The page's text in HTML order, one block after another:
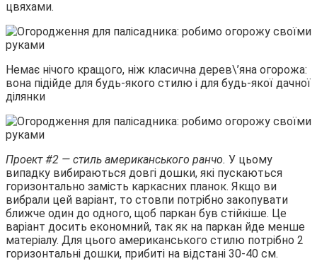
цвяхами.
Немає нічого кращого, ніж класична дерев\’яна огорожа:
вона підійде для будь-якого стилю і для будь-якої дачної
ділянки
Проект #2 — стиль американського ранчо. У цьому
випадку вибираються довгі дошки, які пускаються
горизонтально замість каркасних планок. Якщо ви
вибрали цей варіант, то стовпи потрібно закопувати
ближче один до одного, щоб паркан був стійкіше. Це
варіант досить економний, так як на паркан йде менше
матеріалу. Для цього американського стилю потрібно 2
горизонтальні дошки, прибиті на відстані 30-40 см.